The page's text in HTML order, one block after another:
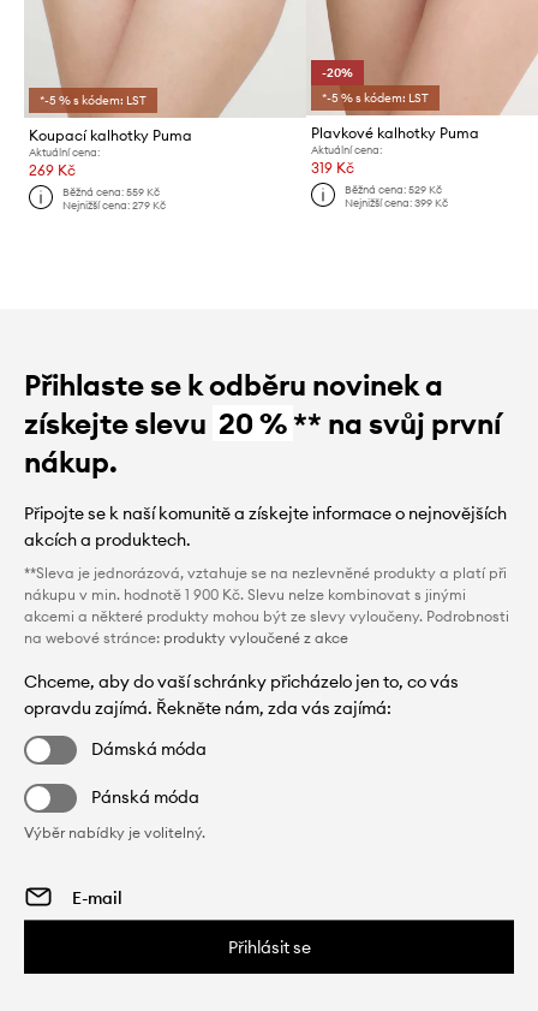
*-5 % s kódem: LST
Koupací kalhotky Puma
Aktuální cena:
269 Kč
Běžná cena:559 Kč
Nejnižší cena:279 Kč
-20%
*-5 % s kódem: LST
Plavkové kalhotky Puma
Aktuální cena:
319 Kč
Běžná cena: 529 Kč
Nejnižší cena: 399 Kč
Přihlaste se k odběru novinek a
získejte slevu 20 %** na svůj první
nákup.
Připojte se k naší komunitě a získejte informace o nejnovějších
akcích a produktech.
**Sleva je jednorázová, vztahuje se na nezlevněné produkty a platí při
nákupu v min. hodnotě 1 900 Kč. Slevu nelze kombinovat s jinými
akcemi a některé produkty mohou být ze slevy vyloučeny. Podrobnosti
na webové stránce: produkty vyloučené z akce
Chceme, aby do vaší schránky přicházelo jen to, co vás
opravdu zajímá. Řekněte nám, zda vás zajímá:
Dámská móda
Pánská móda
Výběr nabídky je volitelný.
Přihlásit se